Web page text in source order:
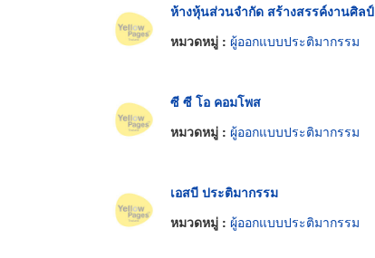
ห้างหุ้นส่วนจำกัด สร้างสรรค์งานศิลป์
หมวดหมู่ : ผู้ออกแบบประติมากรรม
ซี ซี โอ คอมโพส
หมวดหมู่ : ผู้ออกแบบประติมากรรม
เอสบี ประติมากรรม
หมวดหมู่ : ผู้ออกแบบประติมากรรม